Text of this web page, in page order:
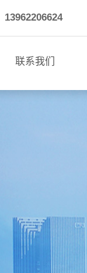
13962206624
联系我们